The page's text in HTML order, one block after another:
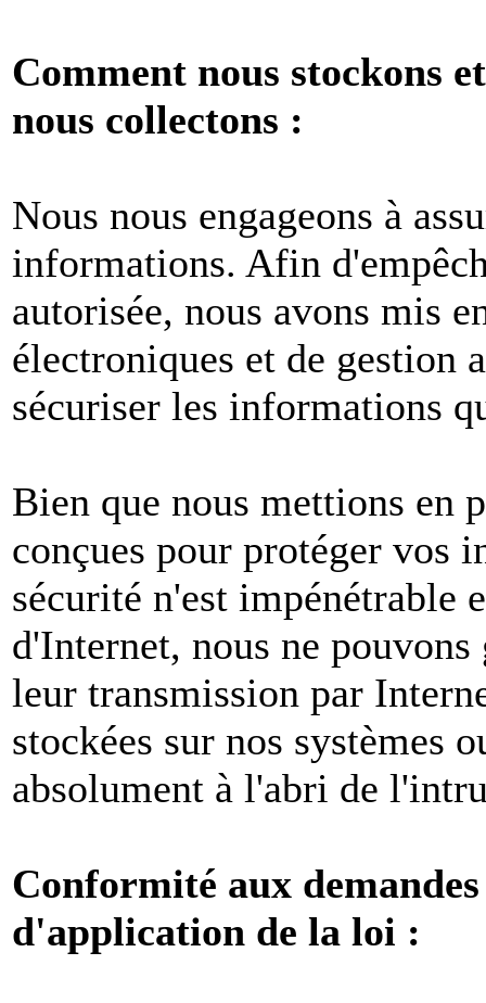
Comment nous stockons
nous collectons :
Nous nous engageons à
informations. Afin
autorisée, nous avons mis
électroniques et de gestion
sécuriser les informations
Bien que nous mettions en
conçues pour protéger vos
sécurité n'est impénétrable
d'Internet, nous ne
leur transmission par
stockées sur nos systèmes
absolument à l'abri de
Conformité aux
d'application de la loi :